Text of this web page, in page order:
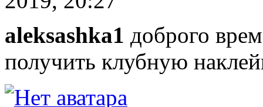
aleksashka1 доброго
получить клубную